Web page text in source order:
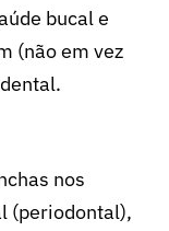
bucal e
(não em vez
nos
(periodontal),